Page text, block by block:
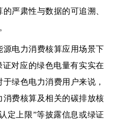
严肃性与数据的可追溯、
电力消费核算应用场景下
对应的绿色电量有实实在
绿色电力消费用户来说，
费核算及相关的碳排放核
定上限”等披露信息或绿证